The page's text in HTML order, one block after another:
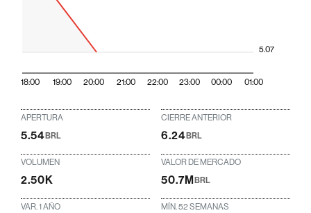
18:00 19:00 20:00 21:00 22:00 23:00 00:00 01:00
5.07
APERTURA
5.54BRL
CIERRE ANTERIOR
6.24BRL
VOLUMEN
2.50K
VALOR DE MERCADO
50.7MBRL
VAR. 1 AÑO MÍN. 52 SEMANAS